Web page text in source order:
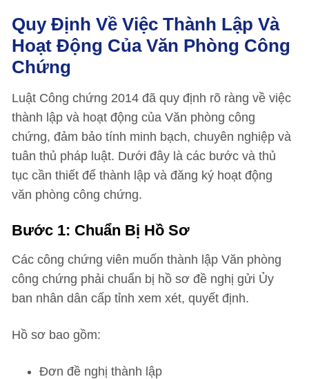
Quy Định Về Việc Thành Lập Và
Hoạt Động Của Văn Phòng Công
Chứng
Luật Công chứng 2014 đã quy định rõ ràng về việc
thành lập và hoạt động của Văn phòng công
chứng, đảm bảo tính minh bạch, chuyên nghiệp và
tuân thủ pháp luật. Dưới đây là các bước và thủ
tục cần thiết để thành lập và đăng ký hoạt động
văn phòng công chứng.
Bước 1: Chuẩn Bị Hồ Sơ
Các công chứng viên muốn thành lập Văn phòng
công chứng phải chuẩn bị hồ sơ đề nghị gửi Ủy
ban nhân dân cấp tỉnh xem xét, quyết định.
Hồ sơ bao gồm:
Đơn đề nghị thành lập